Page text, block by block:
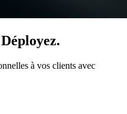
à vos clients avec